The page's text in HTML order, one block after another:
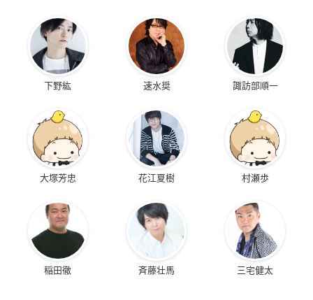
下野紘 速水奨 諏訪部順一
大塚芳忠 花江夏樹 村瀬歩
稲田徹 斉藤壮馬 三宅健太